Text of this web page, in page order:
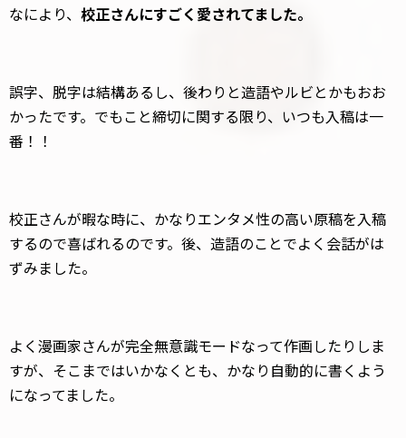
なにより、 校正さんにすごく愛されてました。
誤字、脱字は結構あるし、後わりと造語やルビとかもおお
かったです。でもこと締切に関する限り、いつも入稿は一
番！！
校正さんが暇な時に、かなりエンタメ性の高い原稿を入稿
するので喜ばれるのです。後、造語のことでよく会話がは
ずみました。
よく漫画家さんが完全無意識モードなって作画したりしま
すが、そこまではいかなくとも、かなり自動的に書くよう
になってました。